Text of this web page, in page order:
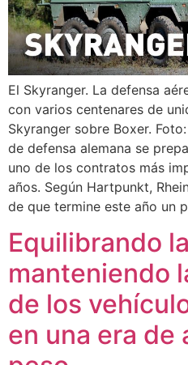
El Skyranger. La defensa
con varios centenares de
Skyranger sobre Boxer.
de defensa alemana se
uno de los contratos más
años. Según Hartpunkt,
de que termine este año un
Equilibrando
manteniendo
de los
en una era de